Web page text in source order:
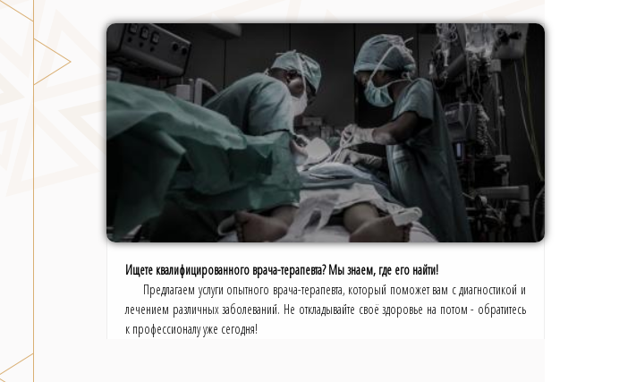
Ищете квалифицированного врача-терапевта? Мы знаем, где его найти!
Предлагаем услуги опытного врача-терапевта, который поможет вам с диагностикой и
лечением различных заболеваний. Не откладывайте своё здоровье на потом - обратитесь
к профессионалу уже сегодня!